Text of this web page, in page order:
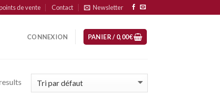
de vente Contact Newsletter
CONNEXION PANIER / 0,00€